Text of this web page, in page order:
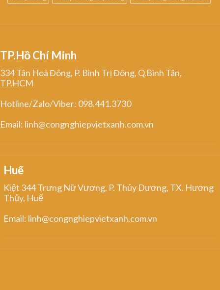
TP.Hồ Chí Minh
334 Tân Hoà Đông, P. Bình Trị Đông, Q.Bình Tân,
TP.HCM
Hotline/Zalo/Viber: 098.441.3730
Email: linh@congnghiepvietxanh.com.vn
Huế
Kiệt 344 Trưng Nữ Vương, P. Thủy Dương, TX. Hương
Thủy, Huế
Email: linh@congnghiepvietxanh.com.vn